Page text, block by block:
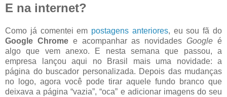
E na internet?
Como já comentei em postagens anteriores, eu sou fã do
Google Chromee acompanhar as novidadesGoogle é
algo que vem anexo. E nesta semana que passou, a
empresa lançou aqui no Brasil mais uma novidade: a
página do buscador personalizada. Depois das mudanças
no logo, agora você pode tirar aquele fundo branco que
deixava a página “vazia”, “oca” e adicionar imagens do seu